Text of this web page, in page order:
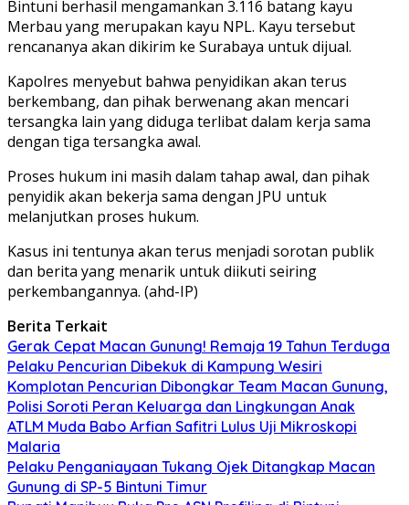
Bintuni berhasil mengamankan 3.116 batang kayu
Merbau yang merupakan kayu NPL. Kayu tersebut
rencananya akan dikirim ke Surabaya untuk dijual.
Kapolres menyebut bahwa penyidikan akan terus
berkembang, dan pihak berwenang akan mencari
tersangka lain yang diduga terlibat dalam kerja sama
dengan tiga tersangka awal.
Proses hukum ini masih dalam tahap awal, dan pihak
penyidik akan bekerja sama dengan JPU untuk
melanjutkan proses hukum.
Kasus ini tentunya akan terus menjadi sorotan publik
dan berita yang menarik untuk diikuti seiring
perkembangannya. (ahd-IP)
Berita Terkait
Gerak Cepat Macan Gunung! Remaja 19 Tahun Terduga
Pelaku Pencurian Dibekuk di Kampung Wesiri
Komplotan Pencurian Dibongkar Team Macan Gunung,
Polisi Soroti Peran Keluarga dan Lingkungan Anak
ATLM Muda Babo Arfian Safitri Lulus Uji Mikroskopi
Malaria
Pelaku Penganiayaan Tukang Ojek Ditangkap Macan
Gunung di SP-5 Bintuni Timur